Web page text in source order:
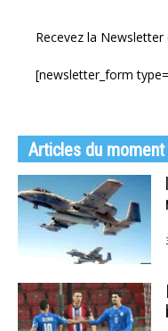
Recevez la
[newsletter_form
Articles du moment